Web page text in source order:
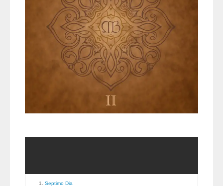
Septimo Dia